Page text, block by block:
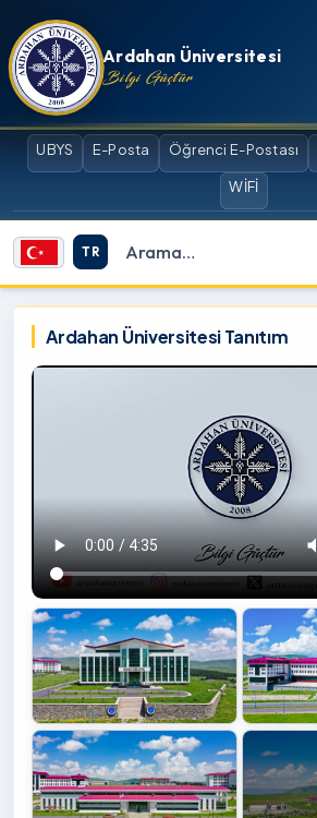
İçeriğe atla
Ardahan Üniversitesi
Bilgi Güçtür
UBYS E-Posta Öğrenci E-Postası
WİFİ
TR
Site içi arama
Ardahan Üniversitesi
Ardahan Üniversitesi Tanıtım